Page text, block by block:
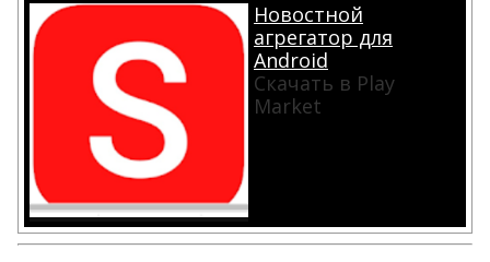
Новостной
агрегатор для
Android
Скачать в Play
Market